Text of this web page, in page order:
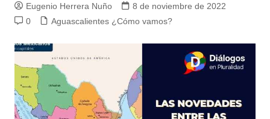
Eugenio Herrera Nuño
8 de noviembre de 2022
0
Aguascalientes ¿Cómo vamos?